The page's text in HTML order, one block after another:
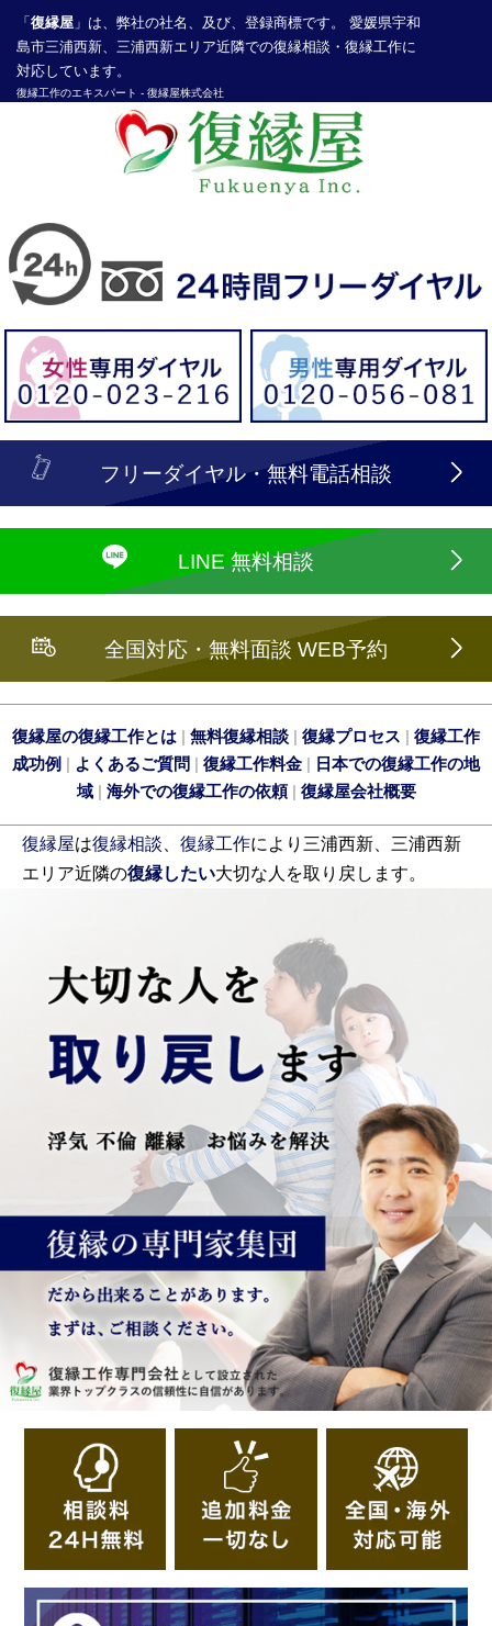
「 復縁屋 」は、弊社の社名、及び、登録商標です。 愛媛県宇和
島市三浦西新、三浦西新エリア近隣での復縁相談・復縁工作に
対応しています。
復縁工作のエキスパート - 復縁屋株式会社
探偵業届出登録番号30210286号
フリーダイヤル・無料電話相談
LINE 無料相談
全国対応・無料面談 WEB予約
復縁屋の復縁工作とは | 無料復縁相談 | 復縁プロセス | 復縁工作
成功例 | よくあるご質問 | 復縁工作料金 | 日本での復縁工作の地
域| 海外での復縁工作の依頼| 復縁屋会社概要
復縁屋は復縁相談 復縁工作により三浦西新、三浦西新
エリア近隣の復縁したい大切な人を取り戻します。